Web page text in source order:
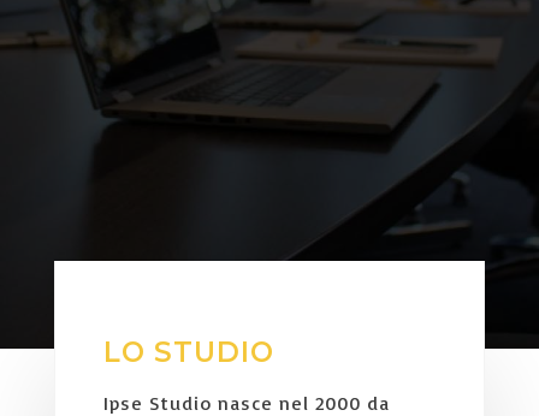
LO STUDIO
Ipse Studio nasce nel 2000 da